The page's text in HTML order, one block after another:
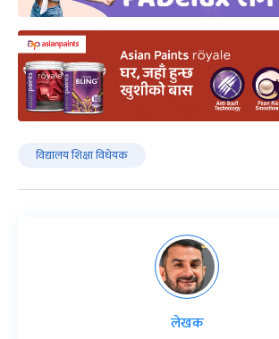
विद्यालय शिक्षा विधेयक
लेखक